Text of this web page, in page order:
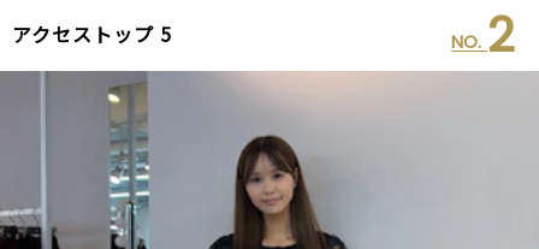
アクセストップ 5 NO. 2